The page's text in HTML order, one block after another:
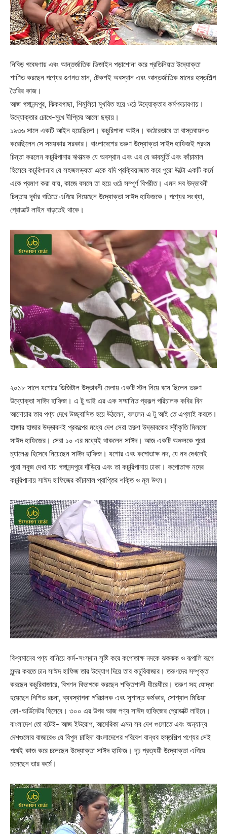
নিবিড় গবেষণায় এবং আন্তর্জাতিক ডিজাইন পড়াশোনা করে প্রতিনিয়ত উদ্যোক্তা
শাণিত করছেন পণ্যের গুণগত মান, টেকশই অবস্থান এবং আন্তর্জাতিক মানের হস্তশিল্প
তৈরির কাজ।
আজ গঙ্গানন্দপুর, ঝিকরগাছা, শিমুলিয়া মুখরিত হয়ে ওঠে উদ্যোক্তার কর্মপদচারণায়।
উদ্যোক্তার চোখে-মুখে দীপ্তির আলো ছড়ায়।
১৯৩৬ সালে একটি আইন হয়েছিলো। কচুরিপানা আইন। কঠোরভাবে তা বাস্তবায়নও
করেছিলেন সে সময়কার সরকার। বাংলাদেশের তরুণ উদ্যোক্তা সাইদ হাফিজই প্রথম
চিন্তা করলেন কচুরিপানার ঋণাত্মক যে অবস্থান এবং এর যে ভাবমূর্তি এবং কাঁচামাল
হিসেবে কচুরিপানার যে সহজলভ্যতা একে যদি প্রক্রিয়াজাত করে পুরো উল্টো একটি কর্মে
একে প্রমাণ করা যায়, কাজে বসলে তা হয়ে ওঠে সম্পূর্ণ বিপরীত। এমন সব উদ্ভাবনী
চিন্তায় দূর্বার গতিতে এগিয়ে নিয়েছেন উদ্যোক্তা সাঈদ হাফিজকে। পণ্যের সংখ্যা,
প্রোডাক্ট লাইন বাড়তেই থাকে।
২০১৮ সালে যশোরে ডিজিটাল উদ্ভাবনী মেলায় একটি স্টল নিয়ে বসে ছিলেন তরুণ
উদ্যোক্তা সাঈদ হাফিজ। এ টু আই এর এক সম্মানিত প্রকল্প পরিচালক কবির বিন
আনোয়ার তার পণ্য দেখে উচ্ছ্বাসিত হয়ে উঠলেন, বললেন এ টু আই তে এপ্লাই করতে।
হাজার হাজার উদ্ভাবনই প্রকল্পের মধ্যে দেশ সেরা তরুণ উদ্ভাবকের স্বীকৃতি মিললো
সাঈদ হাফিজের। সেরা ১০ এর মধ্যেই থাকলেন সাঈদ। আজ একটি অঞ্চলকে পুরো
চ্যালেঞ্জ হিসেবে নিয়েছেন সাঈদ হাফিজ। যশোর এবং কপোতাক্ষ নদ, যে নদ দেখলেই
পুরো সবুজ দেখা যায় গঙ্গানন্দপুরে দাঁড়িয়ে এবং তা কচুরিপানায় ঢাকা। কপোতাক্ষ নদের
কচুরিপানায় সাঈদ হাফিজের কাঁচামাল প্রাপ্তির শক্তি ও মূল উৎস।
বিশ্বমানের পণ্য বানিয়ে কর্ম-সংস্থান সৃষ্টি করে কপোতাক্ষ নদকে ঝকঝক ও রূপালি রূপে
সুন্দর করতে চান সাঈদ হাফিজ তার উদ্যোগ দিয়ে তার কচুরিবাজার। তরুণদের সম্পৃক্ত
করছেন কচুরিবাজারে, বিপণন বিভাগকে করছেন শক্তিশালী ধীরেধীরে। তরুণ সহ যোদ্ধা
হয়েছেন নিশিত রচনা, ব্যবস্থাপনা পরিচালক এবং সুশান্ত কর্মকার, সোশ্যাল মিডিয়া
কো-অর্ডিনেটর হিসেবে। ৩০০ এর উপর আজ পণ্য সাঈদ হাফিজের প্রোডাক্ট লাইনে।
বাংলাদেশ তো বটেই- আজ ইউরোপ, আমেরিকা এমন সব দেশ গুলোতে এবং অন্যান্য
দেশগুলোর বাজারেও যে বিপুল চাহিদা বাংলাদেশের পরিবেশ বান্ধব হস্তশিল্প পণ্যের সেই
পথেই কাজ করে চলেছেন উদ্যোক্তা সাঈদ হাফিজ। দৃঢ় প্রত্যয়ী উদ্যোক্তা এগিয়ে
চলেছেন তার কর্মে।